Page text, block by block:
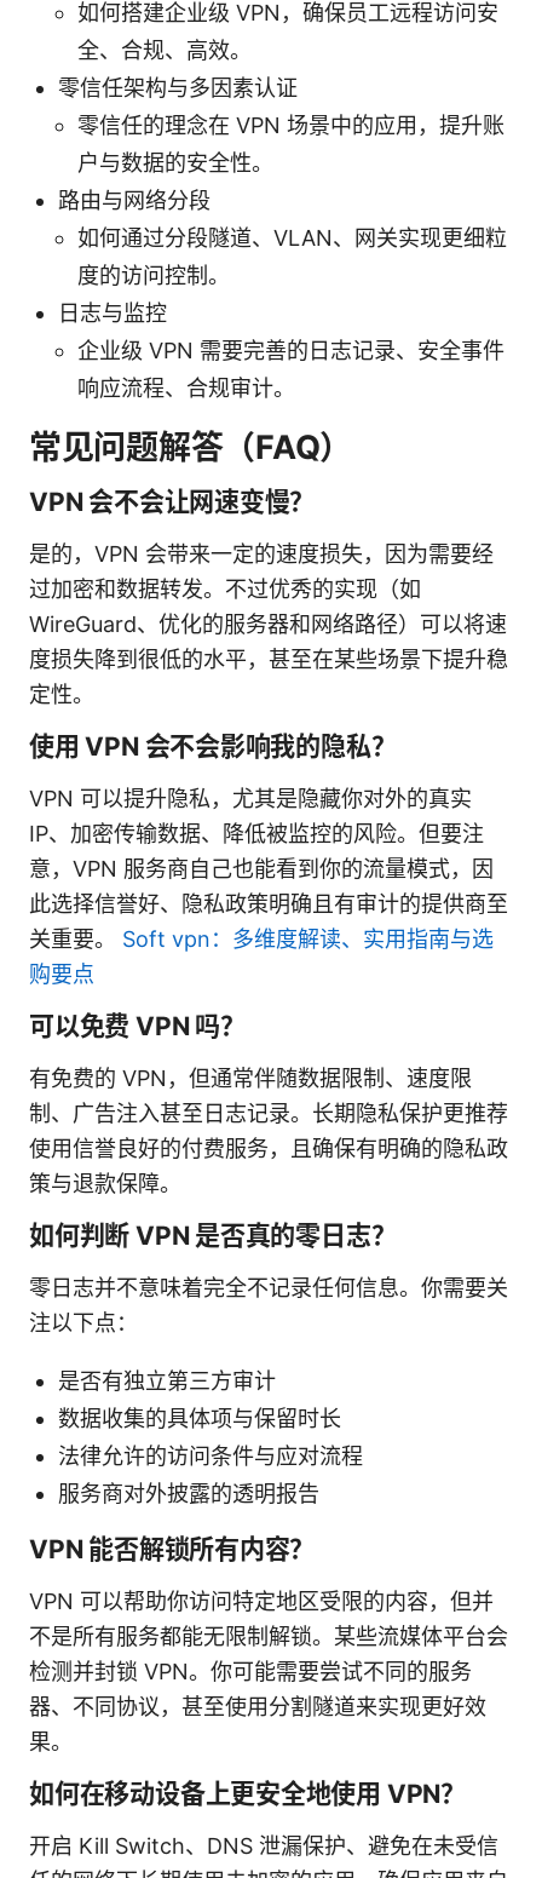
如何搭建企业级 VPN，确保员工远程访问安
全、合规、高效。
零信任架构与多因素认证
零信任的理念在 VPN 场景中的应用，提升账
户与数据的安全性。
路由与网络分段
如何通过分段隧道、VLAN、网关实现更细粒
度的访问控制。
日志与监控
企业级 VPN 需要完善的日志记录、安全事件
响应流程、合规审计。
常见问题解答（FAQ）
VPN 会不会让网速变慢？
是的，VPN 会带来一定的速度损失，因为需要经
过加密和数据转发。不过优秀的实现（如
WireGuard、优化的服务器和网络路径）可以将速
度损失降到很低的水平，甚至在某些场景下提升稳
定性。
使用 VPN 会不会影响我的隐私？
VPN 可以提升隐私，尤其是隐藏你对外的真实
IP、加密传输数据、降低被监控的风险。但要注
意，VPN 服务商自己也能看到你的流量模式，因
此选择信誉好、隐私政策明确且有审计的提供商至
关重要。 Soft vpn：多维度解读、实用指南与选
购要点
可以免费 VPN 吗？
有免费的 VPN，但通常伴随数据限制、速度限
制、广告注入甚至日志记录。长期隐私保护更推荐
使用信誉良好的付费服务，且确保有明确的隐私政
策与退款保障。
如何判断 VPN 是否真的零日志？
零日志并不意味着完全不记录任何信息。你需要关
注以下点：
是否有独立第三方审计
数据收集的具体项与保留时长
法律允许的访问条件与应对流程
服务商对外披露的透明报告
VPN 能否解锁所有内容？
VPN 可以帮助你访问特定地区受限的内容，但并
不是所有服务都能无限制解锁。某些流媒体平台会
检测并封锁 VPN。你可能需要尝试不同的服务
器、不同协议，甚至使用分割隧道来实现更好效
果。
如何在移动设备上更安全地使用 VPN？
开启 Kill Switch、DNS 泄漏保护、避免在未受信